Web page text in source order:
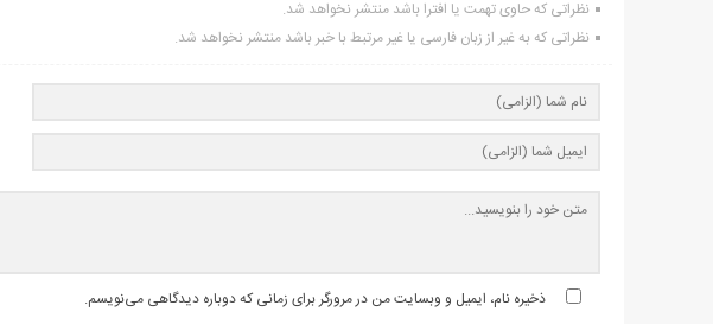
نظراتی که حاوی تهمت یا افترا باشد منتشر نخواهد شد.
نظراتی که به غیر از زبان فارسی یا غیر مرتبط با خبر باشد منتشر نخواهد شد.
ذخیره نام، ایمیل و وبسایت من در مرورگر برای زمانی که دوباره دیدگاهی می‌نویسم.